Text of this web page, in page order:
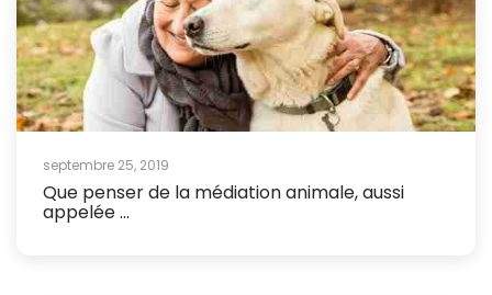
septembre 25, 2019
Que penser de la médiation animale, aussi
appelée ...